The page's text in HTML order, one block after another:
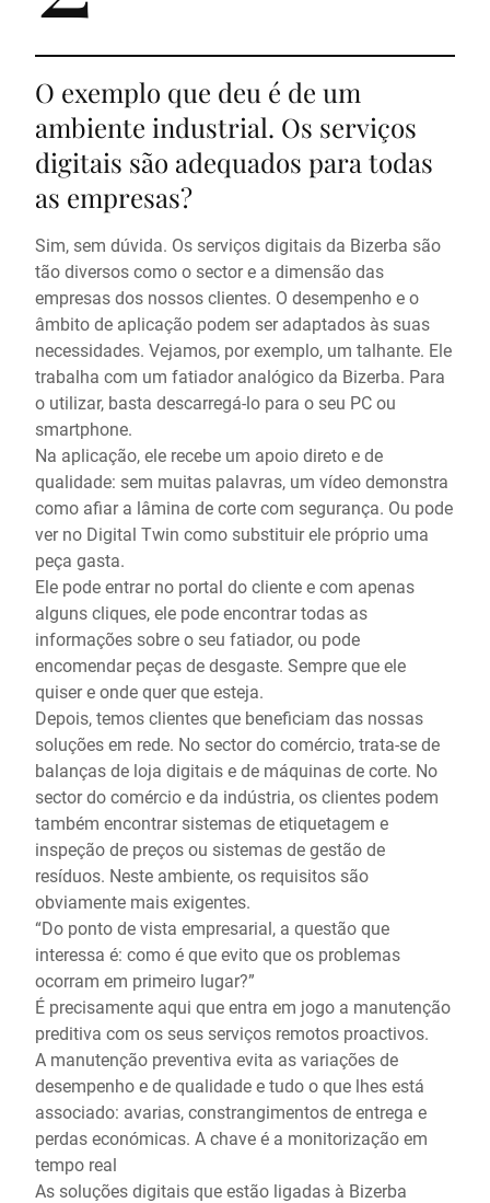
O exemplo que deu é de um
ambiente industrial. Os serviços
digitais são adequados para todas
as empresas?
Sim, sem dúvida. Os serviços digitais da Bizerba são
tão diversos como o sector e a dimensão das
empresas dos nossos clientes. O desempenho e o
âmbito de aplicação podem ser adaptados às suas
necessidades. Vejamos, por exemplo, um talhante. Ele
trabalha com um fatiador analógico da Bizerba. Para
o utilizar, basta descarregá-lo para o seu PC ou
smartphone.
Na aplicação, ele recebe um apoio direto e de
qualidade: sem muitas palavras, um vídeo demonstra
como afiar a lâmina de corte com segurança. Ou pode
ver no Digital Twin como substituir ele próprio uma
peça gasta.
Ele pode entrar no portal do cliente e com apenas
alguns cliques, ele pode encontrar todas as
informações sobre o seu fatiador, ou pode
encomendar peças de desgaste. Sempre que ele
quiser e onde quer que esteja.
Depois, temos clientes que beneficiam das nossas
soluções em rede. No sector do comércio, trata-se de
balanças de loja digitais e de máquinas de corte. No
sector do comércio e da indústria, os clientes podem
também encontrar sistemas de etiquetagem e
inspeção de preços ou sistemas de gestão de
resíduos. Neste ambiente, os requisitos são
obviamente mais exigentes.
“Do ponto de vista empresarial, a questão que
interessa é: como é que evito que os problemas
ocorram em primeiro lugar?”
É precisamente aqui que entra em jogo a manutenção
preditiva com os seus serviços remotos proactivos.
A manutenção preventiva evita as variações de
desempenho e de qualidade e tudo o que lhes está
associado: avarias, constrangimentos de entrega e
perdas económicas. A chave é a monitorização em
tempo real
As soluções digitais que estão ligadas à Bizerba